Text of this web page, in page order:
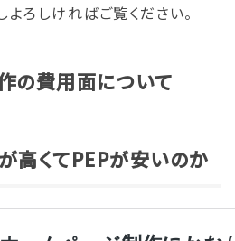
よろしければご覧ください。
の費用面について
高くてPEPが安いのか